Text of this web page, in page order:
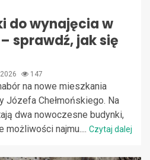
do wynajęcia w
sprawdź, jak się
147
na nowe mieszkania
Józefa Chełmońskiego. Na
dwa nowoczesne budynki,
możliwości najmu.... Czytaj dalej